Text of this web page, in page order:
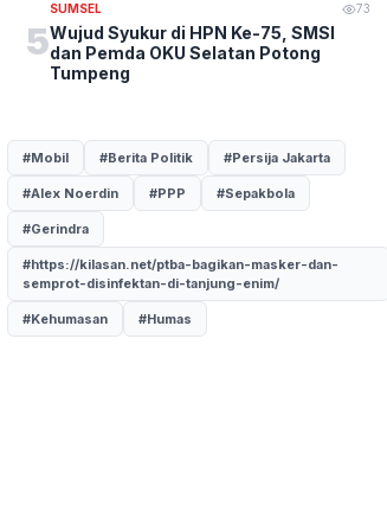
5
SUMSEL 73
Wujud Syukur di HPN Ke-75, SMSI
dan Pemda OKU Selatan Potong
Tumpeng
#Mobil #Berita Politik #Persija Jakarta
#Alex Noerdin #PPP #Sepakbola
#Gerindra
#https://kilasan.net/ptba-bagikan-masker-dan-
semprot-disinfektan-di-tanjung-enim/
#Kehumasan #Humas